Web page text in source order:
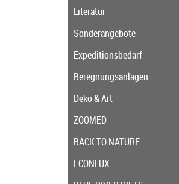
Literatur
Sonderangebote
Expeditionsbedarf
Beregnungsanlagen
Deko & Art
ZOOMED
BACK TO NATURE
ECONLUX